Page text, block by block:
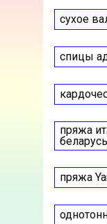
сухое
спицы
пряжа
беларусь
пряжа